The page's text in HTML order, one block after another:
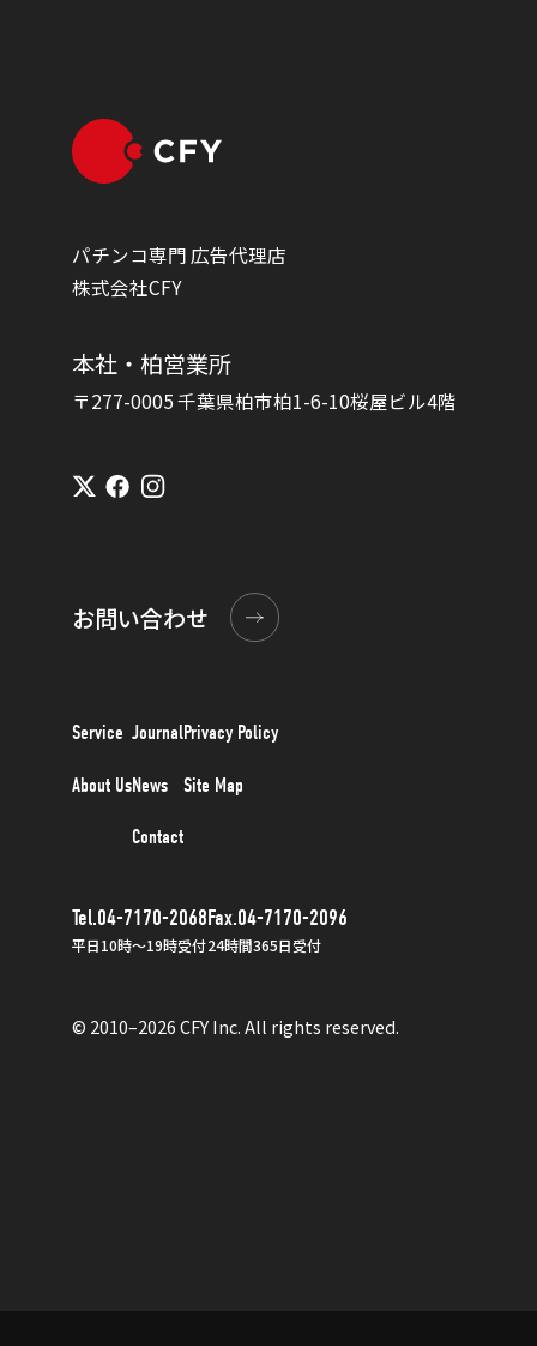
パチンコ専門 広告代理店
株式会社CFY
本社・柏営業所
〒277-0005 千葉県柏市柏1-6-10桜屋ビル4階
© 2010–2026 CFY Inc. All rights reserved.
お問い合わせ
Service
About Us
Journal
News
Contact
Privacy Policy
Site Map
Tel.04-7170-2068
平日10時〜19時受付
Fax.04-7170-2096
24時間365日受付